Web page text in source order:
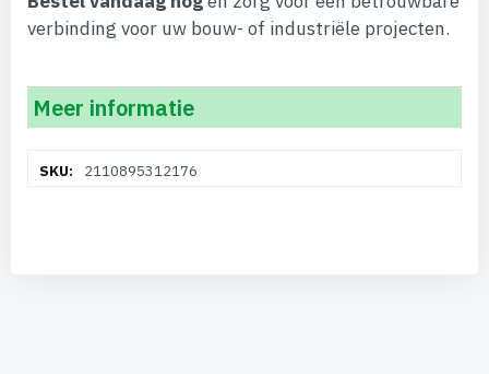
verbinding voor uw bouw- of industriële projecten.
Meer informatie
informatie2110895312176